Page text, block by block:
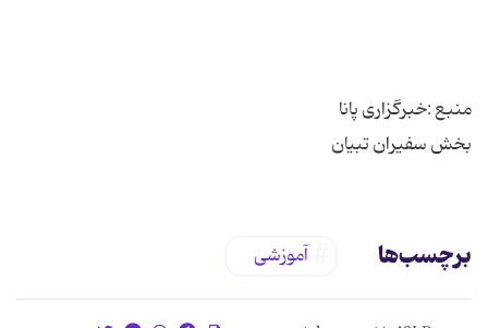
بخش سفیران تبیان
برچسب‌ها آموزشی